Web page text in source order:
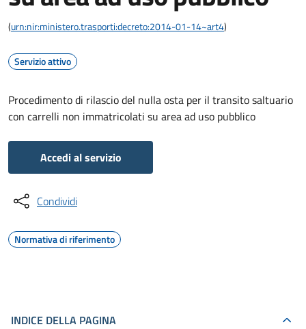
(urn:nir:ministero.trasporti:decreto:2014-01-14~art4)
Servizio attivo
Procedimento di rilascio del nulla osta per il transito saltuario
con carrelli non immatricolati su area ad uso pubblico
Accedi al servizio
Condividi
Normativa di riferimento
INDICE DELLA PAGINA